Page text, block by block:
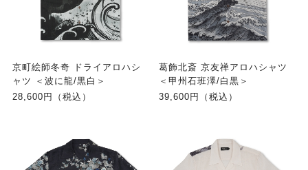
京町絵師冬奇 ドライアロハシ
ャツ ＜波に龍/黒白＞
28,600円（税込）
葛飾北斎 京友禅アロハシャツ
＜甲州石班澤/白黒＞
39,600円（税込）